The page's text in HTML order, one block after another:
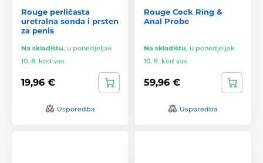
Rouge perličasta
uretralna sonda i prsten
za penis
Na skladištu, u ponedjeljak
10. 8. kod vas
19,96 €
Usporedba
Rouge Cock Ring &
Anal Probe
Na skladištu, u ponedjeljak
10. 8. kod vas
59,96 €
Usporedba